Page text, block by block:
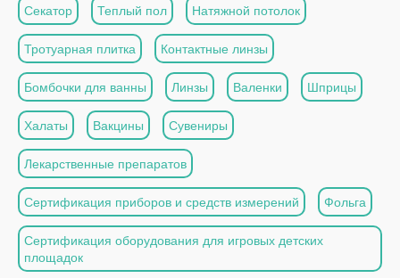
Секатор Теплый пол Натяжной потолок
Тротуарная плитка Контактные линзы
Бомбочки для ванны Линзы Валенки Шприцы
Халаты Вакцины Сувениры
Лекарственные препаратов
Сертификация приборов и средств измерений Фольга
Сертификация оборудования для игровых детских
площадок